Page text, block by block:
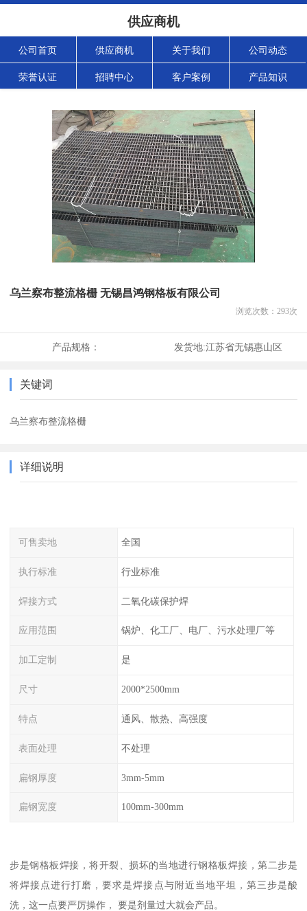
供应商机
公司首页 供应商机 关于我们 公司动态
荣誉认证 招聘中心 客户案例 产品知识
乌兰察布整流格栅 无锡昌鸿钢格板有限公司
浏览次数： 293次
产品规格： 发货地:江苏省无锡惠山区
关键词
乌兰察布整流格栅
详细说明
可售卖地 全国
执行标准 行业标准
焊接方式 二氧化碳保护焊
应用范围 锅炉、化工厂、电厂、污水处理厂等
加工定制 是
尺寸 2000*2500mm
特点 通风、散热、高强度
表面处理 不处理
扁钢厚度 3mm-5mm
扁钢宽度 100mm-300mm
步是钢格板焊接，将开裂、损坏的当地进行钢格板焊接，第二步是
将焊接点进行打磨，要求是焊接点与附近当地平坦，第三步是酸
洗，这一点要严厉操作， 要是剂量过大就会产品。